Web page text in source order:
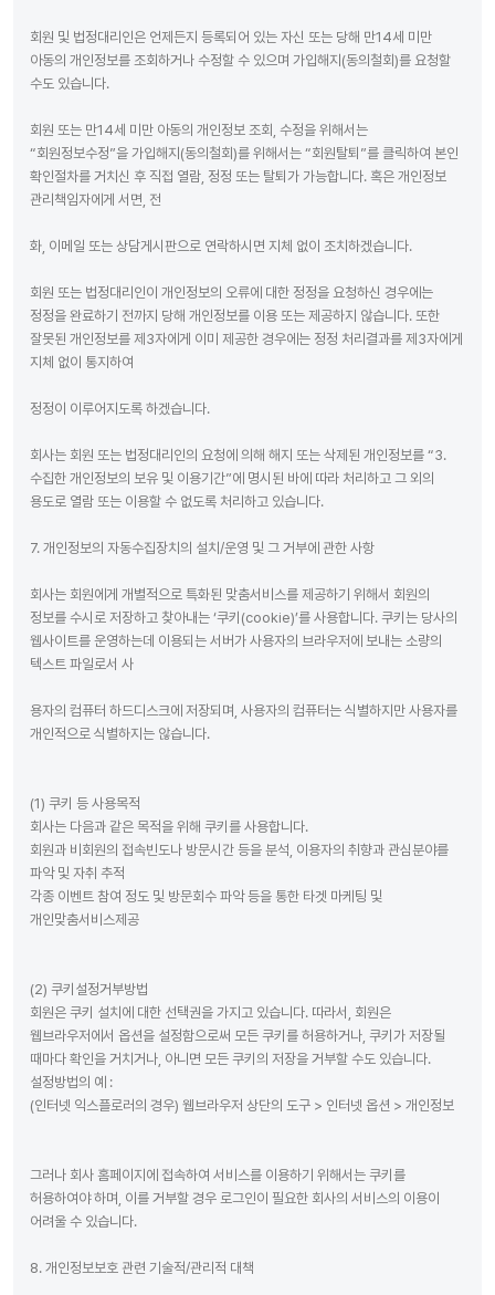
회원 및 법정대리인은 언제든지 등록되어 있는 자신 또는 당해 만14세 미만
아동의 개인정보를 조회하거나 수정할 수 있으며 가입해지(동의철회)를 요청할
수도 있습니다.
회원 또는 만14세 미만 아동의 개인정보 조회, 수정을 위해서는
“회원정보수정”을 가입해지(동의철회)를 위해서는 “회원탈퇴”를 클릭하여 본인
확인절차를 거치신 후 직접 열람, 정정 또는 탈퇴가 가능합니다. 혹은 개인정보
관리책임자에게 서면, 전
화, 이메일 또는 상담게시판으로 연락하시면 지체 없이 조치하겠습니다.
회원 또는 법정대리인이 개인정보의 오류에 대한 정정을 요청하신 경우에는
정정을 완료하기 전까지 당해 개인정보를 이용 또는 제공하지 않습니다. 또한
잘못된 개인정보를 제3자에게 이미 제공한 경우에는 정정 처리결과를 제3자에게
지체 없이 통지하여
정정이 이루어지도록 하겠습니다.
회사는 회원 또는 법정대리인의 요청에 의해 해지 또는 삭제된 개인정보를 “3.
수집한 개인정보의 보유 및 이용기간”에 명시된 바에 따라 처리하고 그 외의
용도로 열람 또는 이용할 수 없도록 처리하고 있습니다.
7. 개인정보의 자동수집장치의 설치/운영 및 그 거부에 관한 사항
회사는 회원에게 개별적으로 특화된 맞춤서비스를 제공하기 위해서 회원의
정보를 수시로 저장하고 찾아내는 ‘쿠키(cookie)’를 사용합니다. 쿠키는 당사의
웹사이트를 운영하는데 이용되는 서버가 사용자의 브라우저에 보내는 소량의
텍스트 파일로서 사
용자의 컴퓨터 하드디스크에 저장되며, 사용자의 컴퓨터는 식별하지만 사용자를
개인적으로 식별하지는 않습니다.
(1) 쿠키 등 사용목적
회사는 다음과 같은 목적을 위해 쿠키를 사용합니다.
회원과 비회원의 접속빈도나 방문시간 등을 분석, 이용자의 취향과 관심분야를
파악 및 자취 추적
각종 이벤트 참여 정도 및 방문회수 파악 등을 통한 타겟 마케팅 및
개인맞춤서비스제공
(2) 쿠키설정거부방법
회원은 쿠키 설치에 대한 선택권을 가지고 있습니다. 따라서, 회원은
웹브라우저에서 옵션을 설정함으로써 모든 쿠키를 허용하거나, 쿠키가 저장될
때마다 확인을 거치거나, 아니면 모든 쿠키의 저장을 거부할 수도 있습니다.
설정방법의 예 :
(인터넷 익스플로러의 경우) 웹브라우저 상단의 도구 > 인터넷 옵션 > 개인정보
그러나 회사 홈페이지에 접속하여 서비스를 이용하기 위해서는 쿠키를
허용하여야 하며, 이를 거부할 경우 로그인이 필요한 회사의 서비스의 이용이
어려울 수 있습니다.
8. 개인정보보호 관련 기술적/관리적 대책